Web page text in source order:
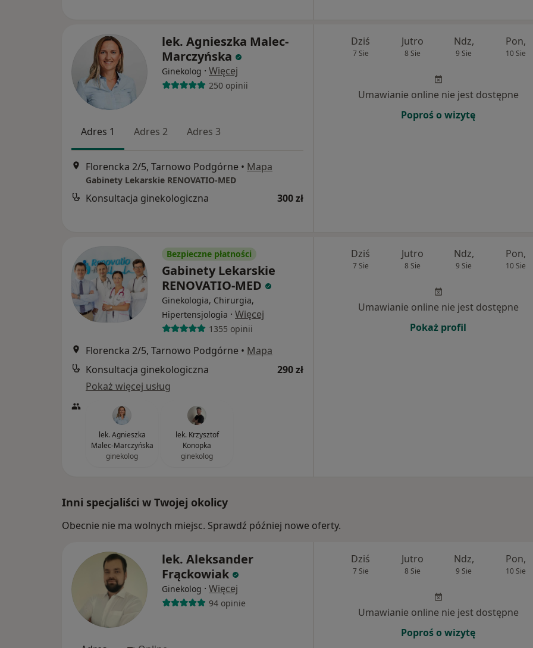
lek. Agnieszka Malec-
Marczyńska
Ginekolog · Więcej
250 opinii
Adres 1 Adres 2 Adres 3
Florencka 2/5, Tarnowo Podgórne • Mapa
Gabinety Lekarskie RENOVATIO-MED
Konsultacja ginekologiczna 300 zł
Dziś
7 Sie
Jutro
8 Sie
Ndz,
9 Sie
Pon,
10 Sie
Umawianie online nie jest dostępne
Poproś o wizytę
Bezpieczne płatności
Gabinety Lekarskie
RENOVATIO-MED
Ginekologia, Chirurgia,
Hipertensjologia · Więcej
1355 opinii
Florencka 2/5, Tarnowo Podgórne • Mapa
Konsultacja ginekologiczna
290 zł
Pokaż więcej usług
lek. Agnieszka
Malec-Marczyńska
ginekolog
lek. Krzysztof
Konopka
ginekolog
Dziś
7 Sie
Jutro
8 Sie
Ndz,
9 Sie
Pon,
10 Sie
Umawianie online nie jest dostępne
Pokaż profil
Inni specjaliści w Twojej okolicy
Obecnie nie ma wolnych miejsc. Sprawdź później nowe oferty.
lek. Aleksander
Frąckowiak
Ginekolog · Więcej
94 opinie
Dziś
7 Sie
Jutro
8 Sie
Ndz,
9 Sie
Pon,
10 Sie
Umawianie online nie jest dostępne
Poproś o wizytę